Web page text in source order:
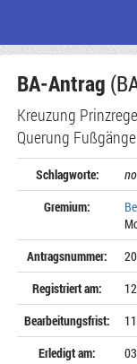
Seiteninhalt
BA-Antrag
Kreuzung
Querung
Schlagworte:
Gremium:
Antragsnummer:
Registriert am:
Bearbeitungsfrist:
Erledigt am: